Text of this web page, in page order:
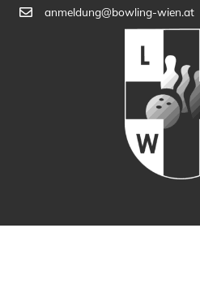
anmeldung@bowling-wien.at